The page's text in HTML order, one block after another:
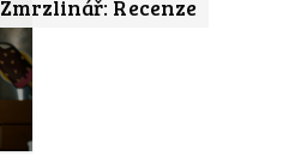
Zmrzlinář: Recenze